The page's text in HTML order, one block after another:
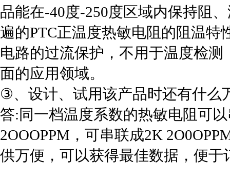
品能在-40度-250度区域内保持阻
遍的PTC正温度热敏电阻的阻温
电路的过流保护，不用于温度检
面的应用领域。
③、设计、试用该产品时还有什么
答:同一档温度系数的热敏电阻可
2OOOPPM，可串联成2K
供万便，可以获得最佳数据，便于